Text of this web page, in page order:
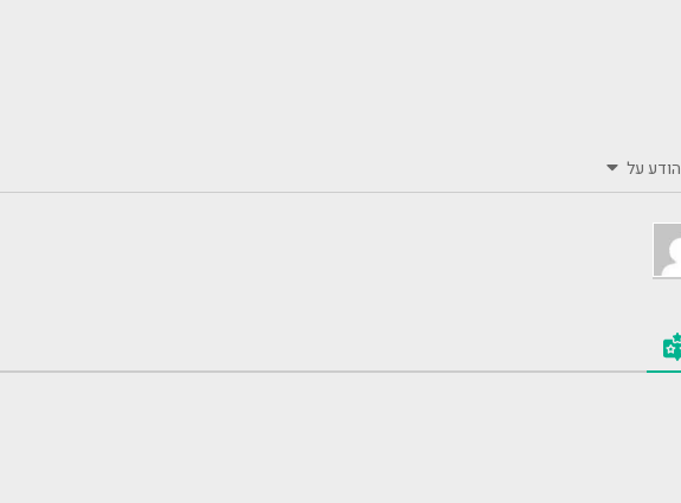
הודע על